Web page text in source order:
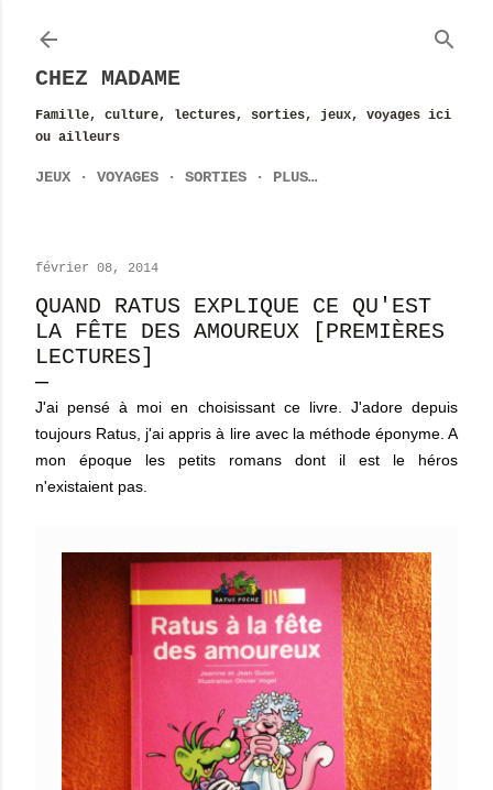
CHEZ MADAME
Famille, culture, lectures, sorties, jeux, voyages ici
ou ailleurs
JEUX VOYAGES SORTIES PLUS…
février 08, 2014
QUAND RATUS EXPLIQUE CE QU'EST
LA FÊTE DES AMOUREUX [PREMIÈRES
LECTURES]
J'ai pensé à moi en choisissant ce livre. J'adore depuis
toujours Ratus, j'ai appris à lire avec la méthode éponyme. A
mon époque les petits romans dont il est le héros
n'existaient pas.